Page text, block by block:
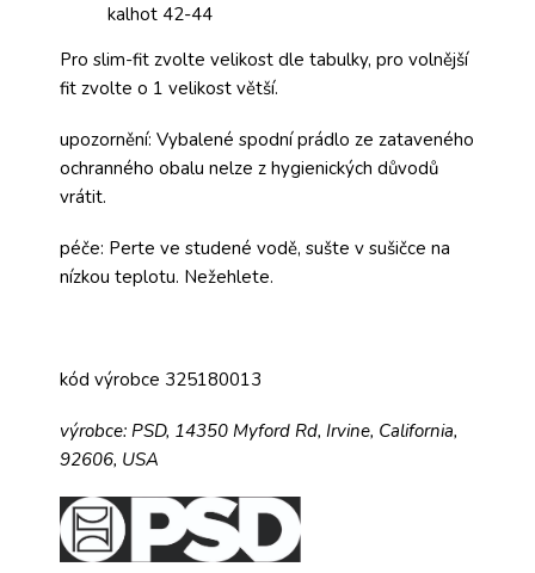
kalhot 42-44
Pro slim-fit zvolte velikost dle tabulky, pro volnější
fit zvolte o 1 velikost větší.
upozornění: Vybalené spodní prádlo ze zataveného
ochranného obalu nelze z hygienických důvodů
vrátit.
péče: Perte ve studené vodě, sušte v sušičce na
nízkou teplotu. Nežehlete.
kód výrobce 325180013
výrobce: PSD, 14350 Myford Rd, Irvine, California,
92606, USA